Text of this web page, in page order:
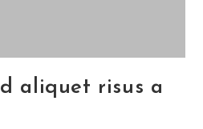
aliquet risus a